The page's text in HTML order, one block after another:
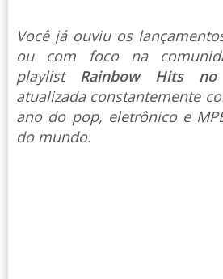
Você já ouviu os
ou com foco na
playlist Rainbow Hits
atualizada constantemente
ano do pop, eletrônico e
do mundo.